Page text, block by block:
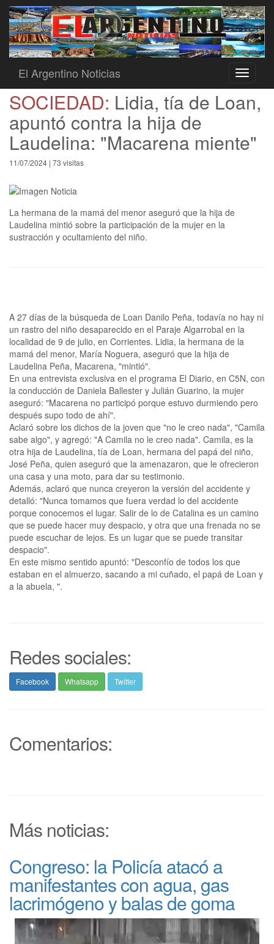
Toggle
El Argentino Noticias
SOCIEDAD: Lidia, tía de Loan,
apuntó contra la hija de
Laudelina: "Macarena miente"
11/07/2024 | 73 visitas
La hermana de la mamá del menor aseguró que la hija de
Laudelina mintió sobre la participación de la mujer en la
sustracción y ocultamiento del niño.
A 27 días de la búsqueda de Loan Danilo Peña, todavía no hay ni
un rastro del niño desaparecido en el Paraje Algarrobal en la
localidad de 9 de julio, en Corrientes. Lidia, la hermana de la
mamá del menor, María Noguera, aseguró que la hija de
Laudelina Peña, Macarena, "mintió".
En una entrevista exclusiva en el programa El Diario, en C5N, con
la conducción de Daniela Ballester y Julián Guarino, la mujer
aseguró: "Macarena no participó porque estuvo durmiendo pero
después supo todo de ahí".
Aclaró sobre los dichos de la joven que "no le creo nada", "Camila
sabe algo", y agregó: "A Camila no le creo nada". Camila, es la
otra hija de Laudelina, tía de Loan, hermana del papá del niño,
José Peña, quien aseguró que la amenazaron, que le ofrecieron
una casa y una moto, para dar su testimonio.
Además, aclaró que nunca creyeron la versión del accidente y
detalló: "Nunca tomamos que fuera verdad lo del accidente
porque conocemos el lugar. Salir de lo de Catalina es un camino
que se puede hacer muy despacio, y otra que una frenada no se
puede escuchar de lejos. Es un lugar que se puede transitar
despacio".
En este mismo sentido apuntó: "Desconfío de todos los que
estaban en el almuerzo, sacando a mi cuñado, el papá de Loan y
a la abuela, ".
Redes sociales:
Facebook Whatsapp Twitter
Comentarios:
Más noticias:
Congreso: la Policía atacó a
manifestantes con agua, gas
lacrimógeno y balas de goma